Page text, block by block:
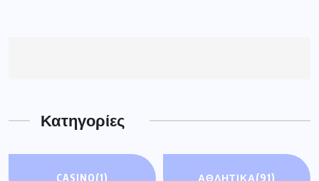
Κατηγορίες
CASINO(1) ΑΘΛΗΤΙΚΆ(91)